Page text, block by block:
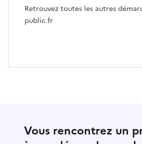
Retrouvez toutes les autres
public.fr
Vous rencontrez un